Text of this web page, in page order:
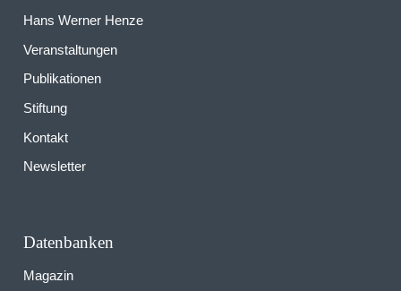
Hans Werner Henze
Veranstaltungen
Publikationen
Stiftung
Kontakt
Newsletter
Datenbanken
Magazin